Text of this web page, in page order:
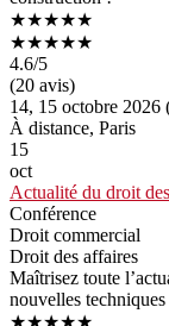
★★★★★
★★★★★
4.6/5
(20 avis)
14, 15 octobre 2026
À distance, Paris
15
oct
Actualité du droit
Conférence
Droit commercial​
Droit des affaires
Maîtrisez toute
nouvelles
★★★★★